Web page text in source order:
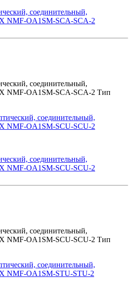
соединительный,
NMF-OA1SM-SCA-SCA-2
соединительный,
NMF-OA1SM-SCA-SCA-2 Тип
соединительный,
NMF-OA1SM-SCU-SCU-2
соединительный,
NMF-OA1SM-SCU-SCU-2 Тип